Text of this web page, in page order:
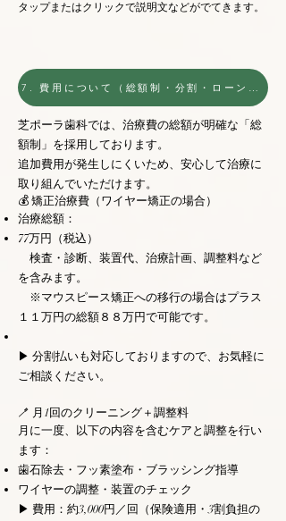
タップまたはクリックで説明文などがでてきます。
7. 費用について（総額制・分割・ローン対応も
芝ポーラ歯科では、治療費の総額が明確な「総
額制」を採用しております。
追加費用が発生しにくいため、安心して治療に
取り組んでいただけます。
💰 矯正治療費（ワイヤー矯正の場合）
治療総額：
77万円（税込）
検査・診断、装置代、治療計画、調整料など
を含みます。
※マウスピース矯正への移行の場合はプラス
１１万円の総額８８万円で可能です。
▶ 分割払いも対応しておりますので、お気軽に
ご相談ください。
🪥 月1回のクリーニング＋調整料
月に一度、以下の内容を含むケアと調整を行い
ます：
歯石除去・フッ素塗布・ブラッシング指導
ワイヤーの調整・装置のチェック
▶ 費用：約3,000円／回（保険適用・3割負担の